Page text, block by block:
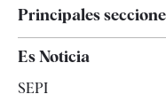
Principales
España
Es Noticia
SEPI